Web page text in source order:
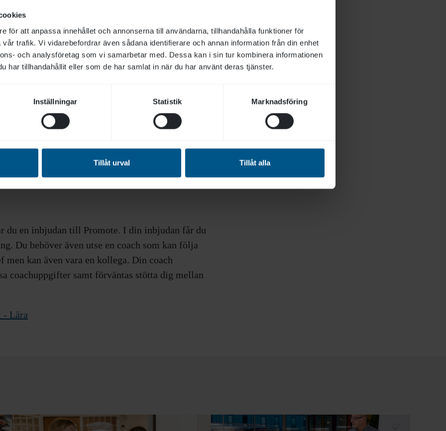
för att anpassa innehållet och annonserna till användarna, tillhandahålla funktioner för
trafik. Vi vidarebefordrar även sådana identifierare och annan information från din enhet
och analysföretag som vi samarbetar med. Dessa kan i sin tur kombinera informationen
har tillhandahållit eller som de har samlat in när du har använt deras tjänster.
Inställningar Statistik Marknadsföring
Tillåt urval Tillåt alla
och affekt påverkar beteende och kognition.
praktiken har ökat och du har större trygghet i
Du har även ökat din förmåga att anpassa
och fått verktyg för att skapa och arbeta med
stöd till.
en inbjudan till Promote. I din inbjudan får du
Du behöver även utse en coach som kan följa
kan även vara en kollega. Din coach
coachuppgifter samt förväntas stötta dig mellan
- Lära